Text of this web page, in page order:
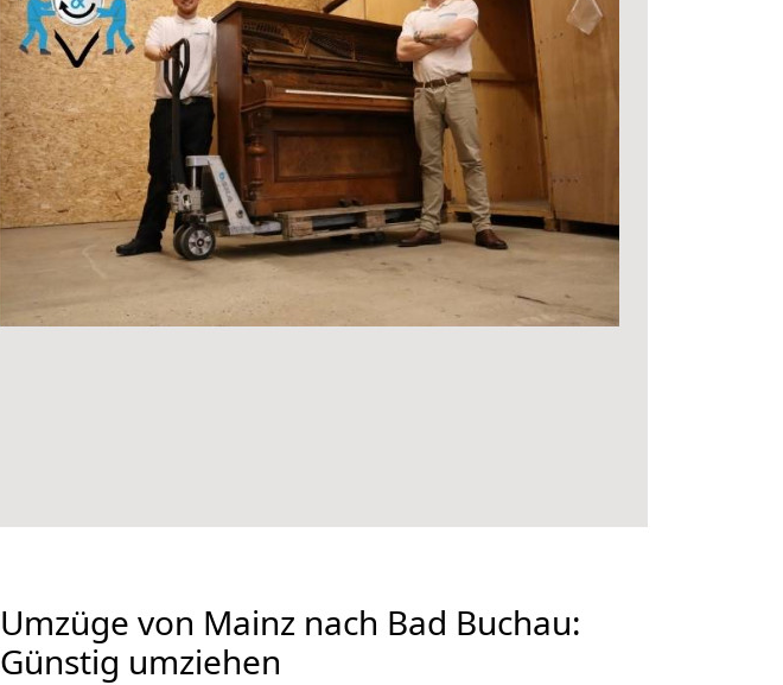
Umzüge von Mainz nach Bad Buchau:
Günstig umziehen